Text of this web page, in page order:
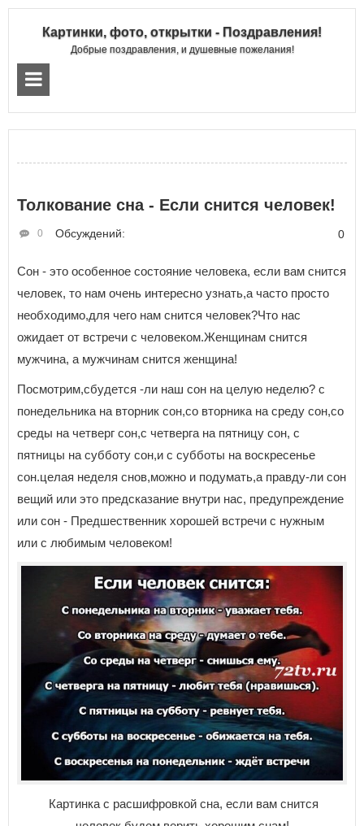
Картинки, фото, открытки - Поздравления!
Добрые поздравления, и душевные пожелания!
Толкование сна - Если снится человек!
Обсуждений:
0 0
Сон - это особенное состояние человека, если вам снится
человек, то нам очень интересно узнать,а часто просто
необходимо,для чего нам снится человек?Что нас
ожидает от встречи с человеком.Женщинам снится
мужчина, а мужчинам снится женщина!
Посмотрим,сбудется -ли наш сон на целую неделю? с
понедельника на вторник сон,со вторника на среду сон,со
среды на четверг сон,с четверга на пятницу сон, с
пятницы на субботу сон,и с субботы на воскресенье
сон.целая неделя снов,можно и подумать,а правду-ли сон
вещий или это предсказание внутри нас, предупреждение
или сон - Предшественник хорошей встречи с нужным
или с любимым человеком!
Картинка с расшифровкой сна, если вам снится